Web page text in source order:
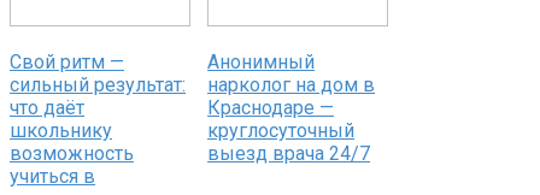
Свой ритм —
сильный результат:
что даёт
школьнику
возможность
учиться в
Анонимный
нарколог на дом в
Краснодаре —
круглосуточный
выезд врача 24/7